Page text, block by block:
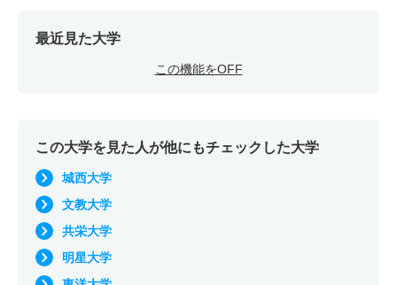
最近見た大学
この機能をOFF
この大学を見た人が他にもチェックした大学
城西大学
文教大学
共栄大学
明星大学